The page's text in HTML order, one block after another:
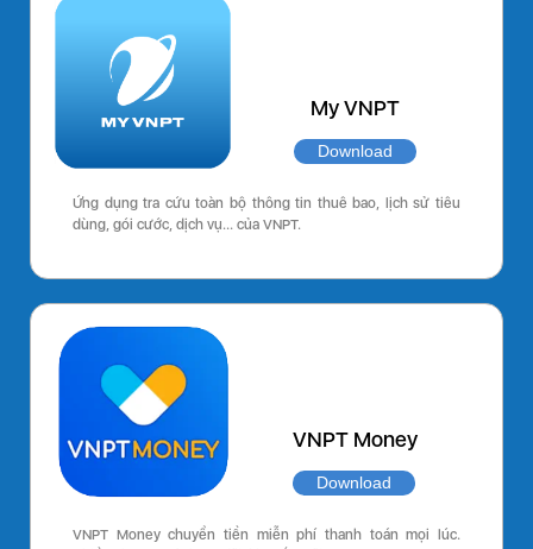
My VNPT
Download
Ứng dụng tra cứu toàn bộ thông tin thuê bao, lịch sử tiêu
dùng, gói cước, dịch vụ… của VNPT.
VNPT Money
Download
VNPT Money chuyển tiền miễn phí thanh toán mọi lúc.